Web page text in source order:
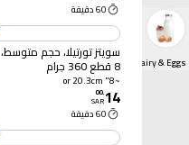
Dairy & Eggs
60 دقيقة
سويتز تورتيلا، حجم متوسط،
8 قطع 360 جرام
~8" or 20.3cm
14
.
00
SAR
60 دقيقة